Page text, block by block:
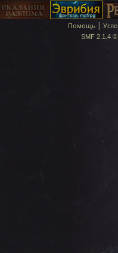
Помощь |
SMF 2.1.4